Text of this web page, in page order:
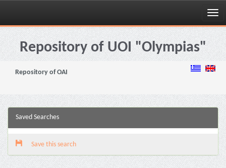
Skip
navigationRepository of UOI "Olympias"
Repository of OAI
Saved Searches
Save this search